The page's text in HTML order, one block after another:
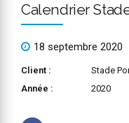
Calendrier
18 septembre 2020
Client :
Stade
Année :
2020